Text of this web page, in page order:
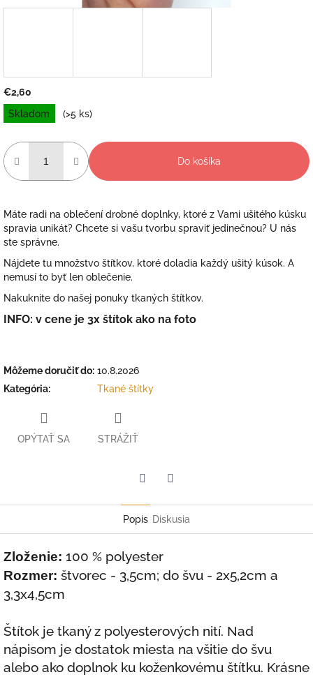
€2,60
Jednotková
cena:
Skladom (>5 ks)
Do košíka
Máte radi na oblečení drobné doplnky, ktoré z Vami ušitého kúsku
spravia unikát? Chcete si vašu tvorbu spraviť jedinečnou? U nás
ste správne.
Nájdete tu množstvo štítkov, ktoré doladia každý ušitý kúsok. A
nemusí to byť len oblečenie.
Nakuknite do našej ponuky tkaných štítkov.
INFO: v cene je 3x štítok ako na foto
Môžeme doručiť do: 10.8.2026
Kategória: Tkané štítky
OPÝTAŤ SA STRÁŽIŤ
Popis Diskusia
Zloženie: 100 % polyester
Rozmer: štvorec - 3,5cm; do švu - 2x5,2cm a
3,3x4,5cm
Štítok je tkaný z polyesterových nití. Nad
nápisom je dostatok miesta na všitie do švu
alebo ako doplnok ku koženkovému štítku. Krásne